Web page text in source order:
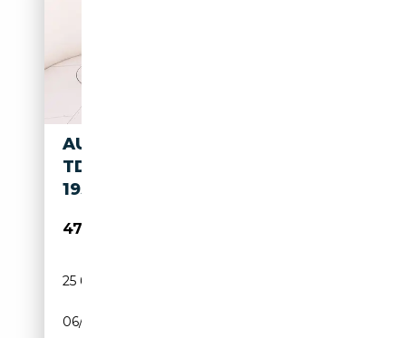
AUDI Q3 SPORTBACK 40 2.0
TDI S LINE EDITION QUATTRO
193CV
47 900€
25 643 km
06/2025